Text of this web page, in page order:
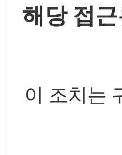
해당 접
이 조치는